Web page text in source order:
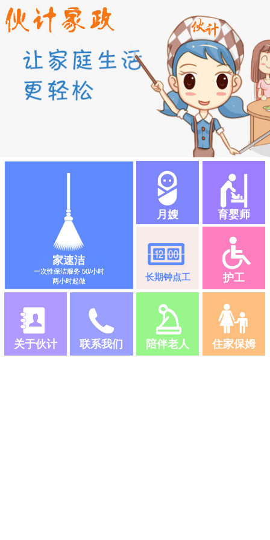
家速洁
一次性保洁服务 50/小时
两小时起做
月嫂 育婴师
长期钟点工 护工
关于伙计 联系我们 陪伴老人 住家保姆